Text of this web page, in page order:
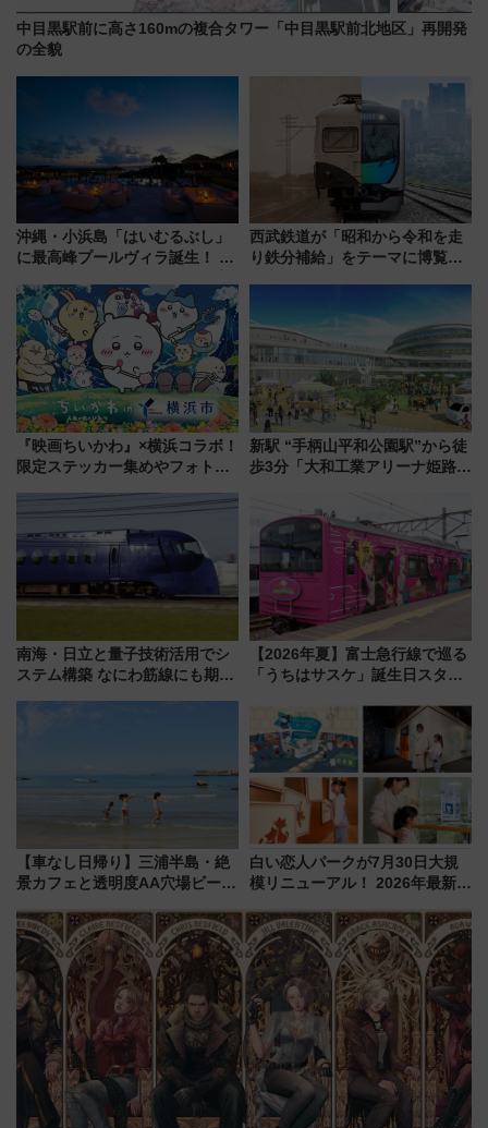
中目黒駅前に高さ160mの複合タワー「中目黒駅前北地区」再開発
の全貌
沖縄・小浜島「はいむるぶし」
に最高峰プールヴィラ誕生！ 石
美旅「何もしない贅沢」を体験
してみない？
西武鉄道が「昭和から令和を走
り鉄分補給」をテーマに博覧会
14日から 新車両「トキイロ」体
験ブースも アクセスや申込方法
を解説
『映画ちいかわ』×横浜コラボ！
限定ステッカー集めやフォトス
いを満喫しよう（花火鑑賞会応
募は7/12まで！）
新駅 “手柄山平和公園駅”から徒
歩3分「大和工業アリーナ姫路」
大相撲巡業など 豪華イベントと
アクセス
南海・日立と量子技術活用でシ
ステム構築 なにわ筋線にも期待
【2026年夏】富士急行線で巡る
「うちはサスケ」誕生日スタン
定グルメ＆グッズ徹底ガイド
【車なし日帰り】三浦半島・絶
景カフェと透明度AA穴場ビーチ
用してストレスフリー旅へ行こ
う！
白い恋人パークが7月30日大規
模リニューアル！ 2026年最新の
と料金・アクセスを徹底解説
（札幌市）